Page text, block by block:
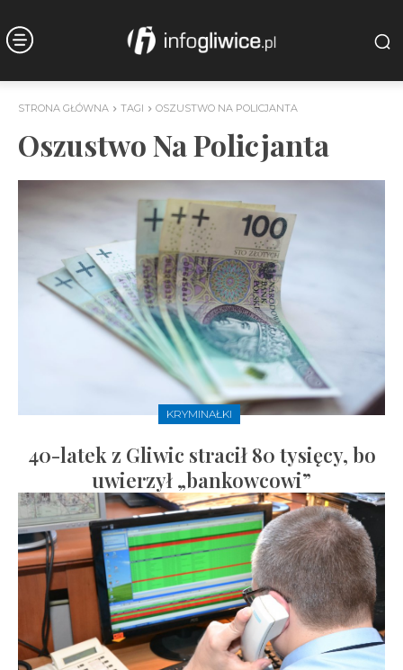
STRONA GŁÓWNA TAGI OSZUSTWO NA POLICJANTA
Oszustwo Na Policjanta
KRYMINAŁKI
40-latek z Gliwic stracił 80 tysięcy, bo
uwierzył „bankowcowi”